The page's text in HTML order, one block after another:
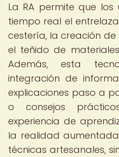
La RA permite que los
tiempo real el
cestería, la creación
el teñido de
Además, esta
integración de
explicaciones paso a
o consejos
experiencia de
la realidad
técnicas artesanales,